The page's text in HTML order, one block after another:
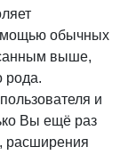
обычных
выше,
рода.
и
Вы ещё раз
расширения